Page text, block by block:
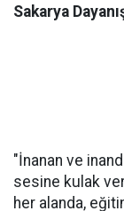
Sakarya
"İnanan ve
sesine kulak
her alanda,